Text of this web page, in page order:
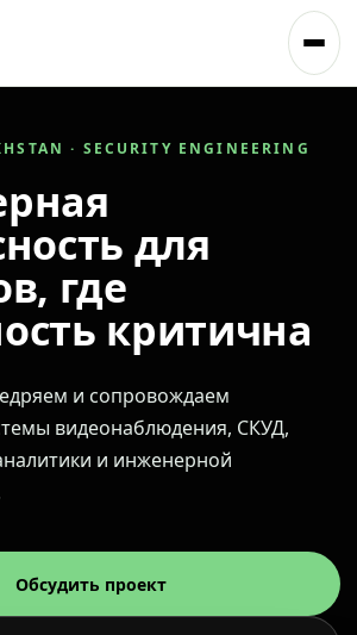
· SECURITY ENGINEERING
для
где
критична
и сопровождаем
видеонаблюдения, СКУД,
и инженерной
Обсудить проект